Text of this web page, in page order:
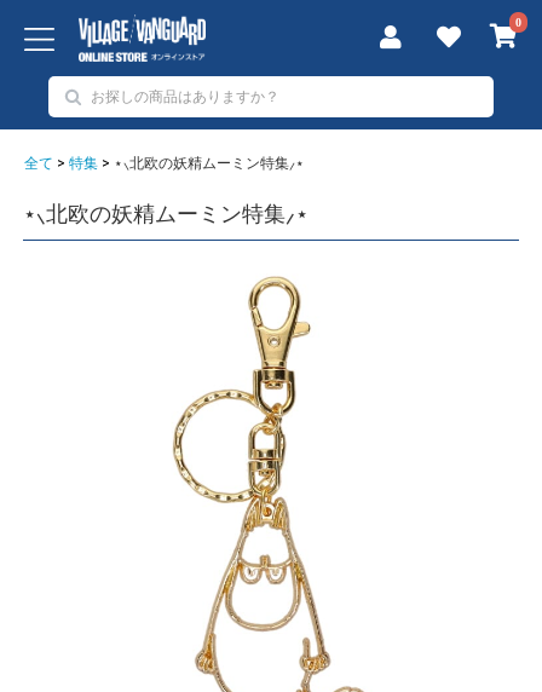
0
全て > 特集 > ⋆⸜北欧の妖精ムーミン特集⸝⋆
⋆⸜北欧の妖精ムーミン特集⸝⋆